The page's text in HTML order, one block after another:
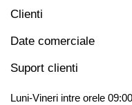
Clienti
Date comerciale
Suport clienti
Luni-Vineri intre orele